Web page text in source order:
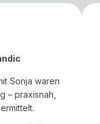
Sonja waren
– praxisnah,